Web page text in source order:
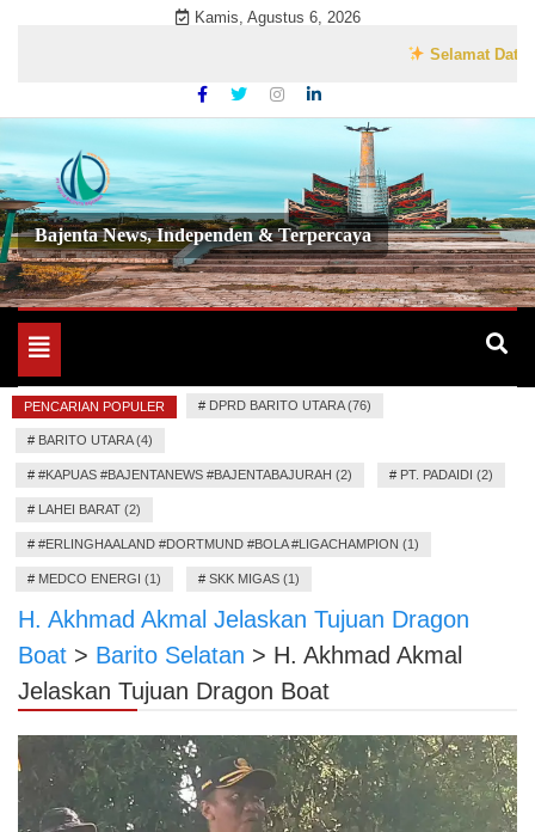
Kamis, Agustus 6, 2026
Selamat Datang di
Bajenta News, Independen & Terpercaya
Toggle
navigation
PENCARIAN POPULER # DPRD BARITO UTARA (76)
# BARITO UTARA (4)
# #KAPUAS #BAJENTANEWS #BAJENTABAJURAH (2) # PT. PADAIDI (2)
# LAHEI BARAT (2)
# #ERLINGHAALAND #DORTMUND #BOLA #LIGACHAMPION (1)
# MEDCO ENERGI (1) # SKK MIGAS (1)
H. Akhmad Akmal Jelaskan Tujuan Dragon
Boat > Barito Selatan > H. Akhmad Akmal
Jelaskan Tujuan Dragon Boat